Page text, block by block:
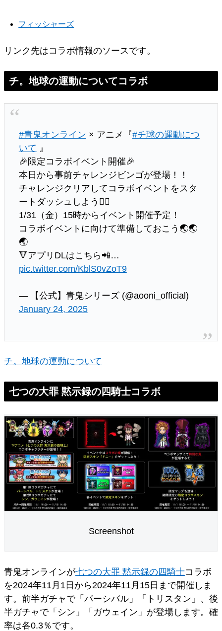
フィッシャーズ
リンク先はコラボ情報のソースです。
チ。地球の運動についてコラボ
#青鬼オンライン × アニメ『#チ球の運動につ
いて 』
🎉限定コラボイベント開催🎉
本日から事前チャレンジビンゴが登場！！
チャレンジクリアしてコラボイベントをスタ
ートダッシュしよう🏃‍♀️
1/31（金）15時からイベント開催予定！
コラボイベントに向けて準備しておこう🌏🌏
🌏
🔻アプリDLはこちら📲…
pic.twitter.com/KblS0vZoT9
— 【公式】青鬼シリーズ (@aooni_official)
January 24, 2025
チ。地球の運動について
七つの大罪 黙示録の四騎士コラボ
Screenshot
青鬼オンラインが七つの大罪 黙示録の四騎士コラボ
を2024年11月1日から2024年11月15日まで開催しま
す。前半ガチャで「パーシバル」「トリスタン」、後
半ガチャで「シン」「ガウェイン」が登場します。確
率は各0.3％です。